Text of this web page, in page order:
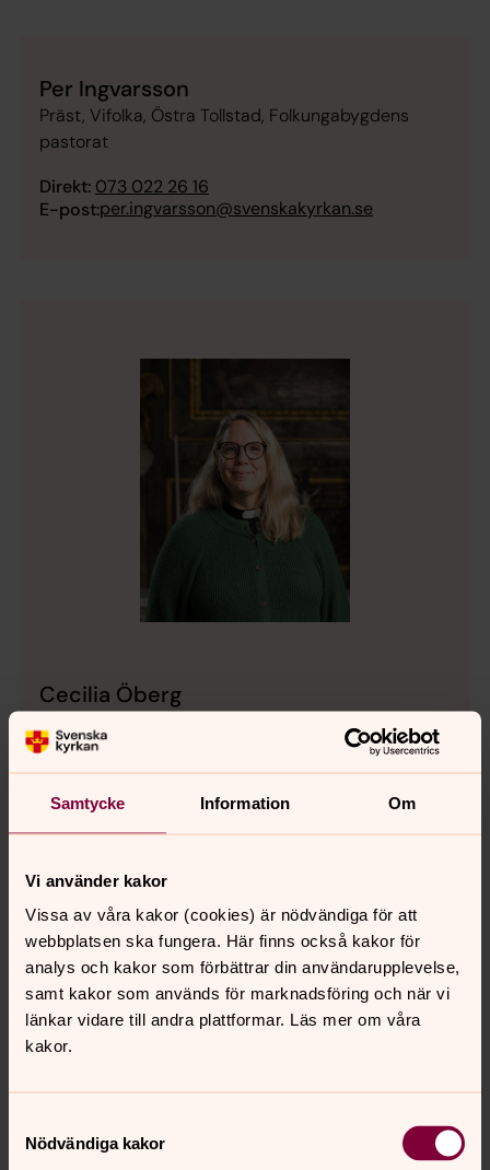
Samtycke Information Om
Vi använder kakor
Vissa av våra kakor (cookies) är nödvändiga för att
webbplatsen ska fungera. Här finns också kakor för
analys och kakor som förbättrar din användarupplevelse,
samt kakor som används för marknadsföring och när vi
länkar vidare till andra plattformar. Läs mer om våra
kakor.
Nödvändiga kakor
Per Ingvarsson
Präst, Vifolka, Östra Tollstad, Folkungabygdens
pastorat
Direkt: 073 022 26 16
E-post:per.ingvarsson@svenskakyrkan.se
Cecilia Öberg
pastorat
Direkt:
0142-554 35
E-post:cecilia.oberg@svenskakyrkan.se